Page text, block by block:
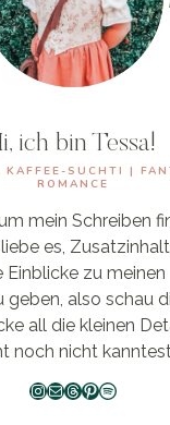
ich bin Tessa!
SUCHTI |
ROMANCE
mein Schreiben
liebe es,
Einblicke zu meinen
geben, also schau
all die kleinen
noch nicht
Instagram
E-MailThreads
Pinterest
Spotify